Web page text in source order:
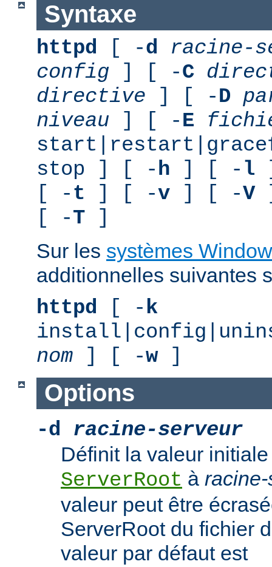
Syntaxe
httpd [ -d
racine-
config ] [ -C
directive ] [ -D
niveau ] [ -E
stop ] [ -h ] [ - l
[ -t ] [ -v ] [ -V
[ -T ]
Sur les systèmes
additionnelles suivantes
httpd [ -k
nom ] [ -w]
Options
-d racine-serveur
Définit la valeur
ServerRoot à
valeur peut être
ServerRoot du fichier
valeur par défaut est